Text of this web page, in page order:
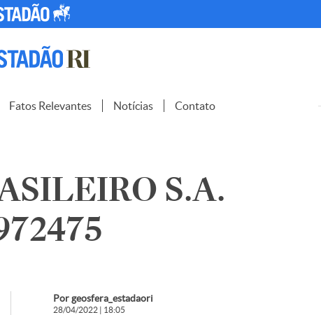
Fatos Relevantes Notícias Contato
S.A.
Por geosfera_estadaori
28/04/2022 | 18:05